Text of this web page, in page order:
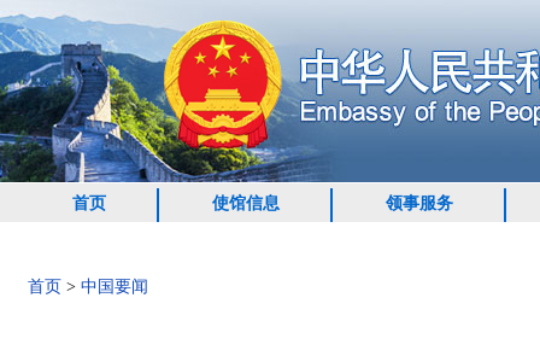
首页 使馆信息 领事服务
首页 > 中国要闻